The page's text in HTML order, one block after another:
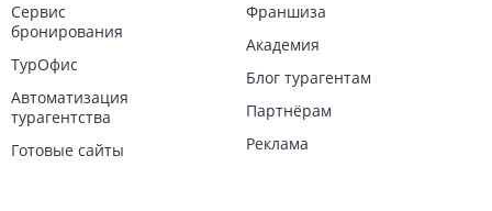
Сервис
бронирования
ТурОфис
Автоматизация
турагентства
Готовые сайты
Франшиза
Академия
Блог турагентам
Партнёрам
Реклама